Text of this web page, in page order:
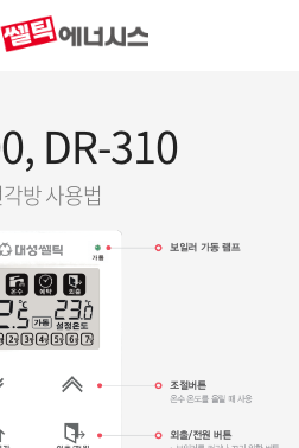
DR-310
방 사용법